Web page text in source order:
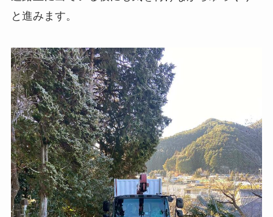
と進みます。